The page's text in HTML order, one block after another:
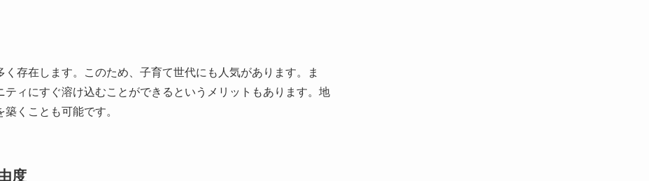
存在します。このため、子育て世代にも人気があります。ま
ィにすぐ溶け込むことができるというメリットもあります。地
くことも可能です。
度